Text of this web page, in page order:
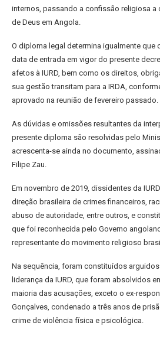
internos, passando a confissão religiosa a
de Deus em Angola.
O diploma legal determina igualmente que
data de entrada em vigor do presente
afetos à IURD, bem como os direitos,
sua gestão transitam para a IRDA,
aprovado na reunião de fevereiro passado.
As dúvidas e omissões resultantes da
presente diploma são resolvidas pelo
acrescenta-se ainda no documento,
Filipe Zau.
Em novembro de 2019, dissidentes da
direção brasileira de crimes financeiros,
abuso de autoridade, entre outros, e
que foi reconhecida pelo Governo
representante do movimento religioso
Na sequência, foram constituídos
liderança da IURD, que foram absolvidos
maioria das acusações, exceto o ex-
Gonçalves, condenado a três anos de
crime de violência física e psicológica.